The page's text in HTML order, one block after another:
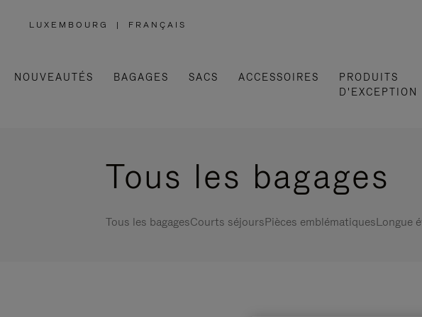
LUXEMBOURG
,
| FRANÇAIS
NOUVEAUTÉS BAGAGES SACS ACCESSOIRES
PRODUITS
D'EXCEPTION
Tous les bagages
Tous les bagagesCourts séjoursPièces emblématiquesLongue